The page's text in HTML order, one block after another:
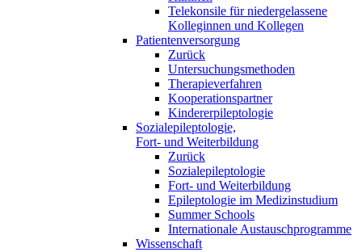
Telekonsile für niedergelassene
Kolleginnen und Kollegen
Patientenversorgung
Zurück
Untersuchungsmethoden
Therapieverfahren
Kooperationspartner
Kindererpileptologie
Sozialepileptologie,
Fort- und Weiterbildung
Zurück
Sozialepileptologie
Fort- und Weiterbildung
Epileptologie im Medizinstudium
Summer Schools
Internationale Austauschprogramme
Wissenschaft